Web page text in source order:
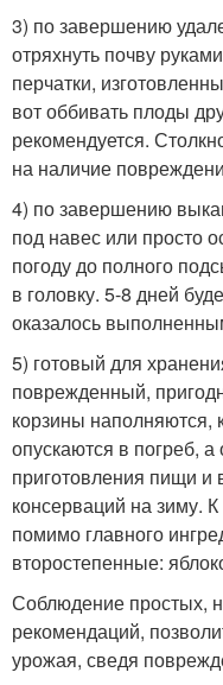
3) по завершению
отряхнуть почву
перчатки,
вот оббивать плоды
рекомендуется.
на наличие
4) по завершению
под навес или просто
погоду до полного
в головку. 5-8 дней
оказалось
5) готовый для
поврежденный,
корзины наполняются,
опускаются в погреб,
приготовления пищи и
консерваций на зиму.
помимо главного
второстепенные:
Соблюдение простых,
рекомендаций,
урожая, сведя